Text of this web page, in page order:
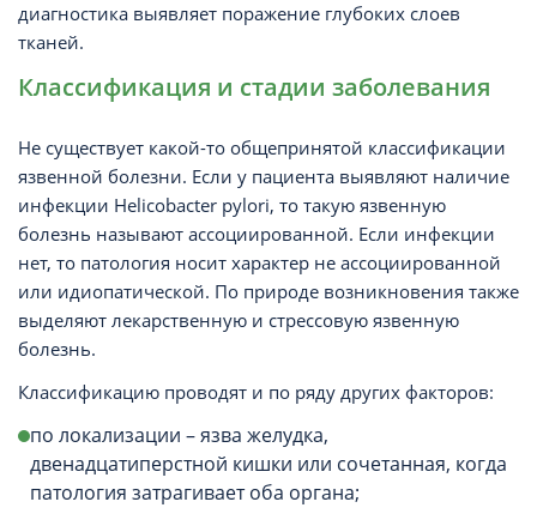
диагностика выявляет поражение глубоких слоев
тканей.
Классификация и стадии заболевания
Не существует какой-то общепринятой классификации
язвенной болезни. Если у пациента выявляют наличие
инфекции Helicobacter pylori, то такую язвенную
болезнь называют ассоциированной. Если инфекции
нет, то патология носит характер не ассоциированной
или идиопатической. По природе возникновения также
выделяют лекарственную и стрессовую язвенную
болезнь.
Классификацию проводят и по ряду других факторов:
по локализации – язва желудка,
двенадцатиперстной кишки или сочетанная, когда
патология затрагивает оба органа;